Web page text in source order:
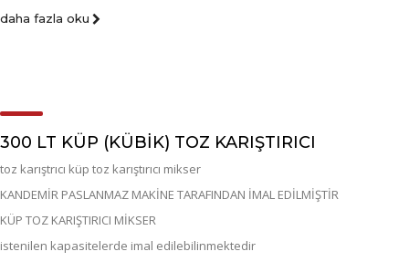
daha fazla oku
300 LT KÜP (KÜBIK) TOZ KARIŞTIRICI
toz karıştrıcı küp toz karıştırıcı mikser
KANDEMİR PASLANMAZ MAKİNE TARAFINDAN İMAL EDİLMİŞTİR
KÜP TOZ KARIŞTIRICI MİKSER
istenilen kapasitelerde imal edilebilinmektedir